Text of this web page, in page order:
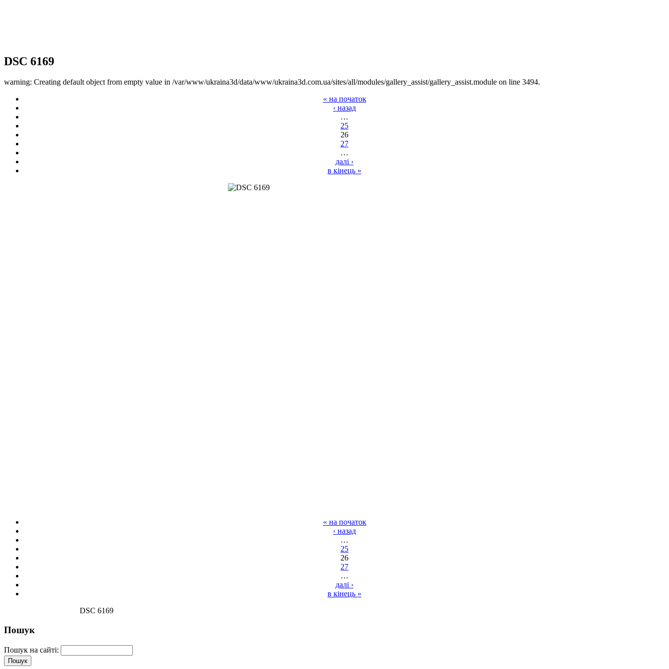
DSC 6169
warning: Creating default object from empty value in /var/www/ukraina3d/data/www/ukraina3d.com.ua/sites/all/modules/gallery_assist/gallery_assist.module on line 3494.
« на початок
‹ назад
…
25
26
27
…
далі ›
в кінець »
« на початок
‹ назад
…
25
26
27
…
далі ›
в кінець »
DSC 6169
Пошук
Пошук на сайті: